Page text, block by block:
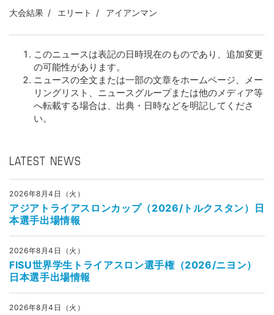
大会結果 エリート アイアンマン
このニュースは表記の日時現在のものであり、追加変更
の可能性があります。
ニュースの全文または一部の文章をホームページ、メー
リングリスト、ニュースグループまたは他のメディア等
へ転載する場合は、出典・日時などを明記してくださ
い。
LATEST NEWS
2026年8月4日（火）
アジアトライアスロンカップ（2026/トルクスタン）日
本選手出場情報
2026年8月4日（火）
FISU世界学生トライアスロン選手権（2026/ニヨン）
日本選手出場情報
2026年8月4日（火）